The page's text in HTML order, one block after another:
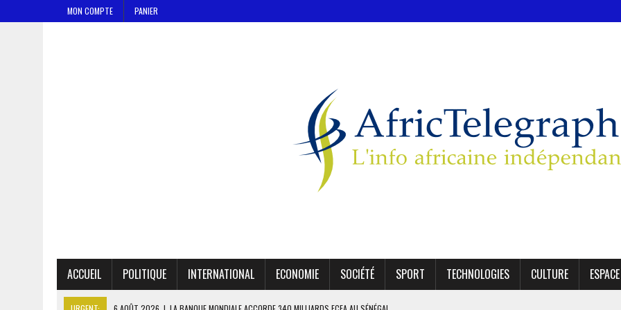
MON COMPTE PANIER
ACCUEIL POLITIQUE INTERNATIONAL ECONOMIE SOCIÉTÉ SPORT TECHNOLOGIES CULTURE